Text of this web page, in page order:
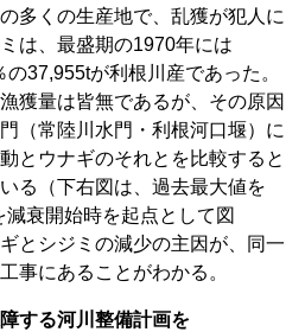
多くの生産地で、乱獲が犯人に
は、最盛期の1970年には
37,955tが利根川産であった。
獲量は皆無であるが、その原因
（常陸川水門・利根河口堰）に
とウナギのそれとを比較すると
る（下右図は、過去最大値を
衰開始時を起点として図
とシジミの減少の主因が、同一
事にあることがわかる。
する河川整備計画を